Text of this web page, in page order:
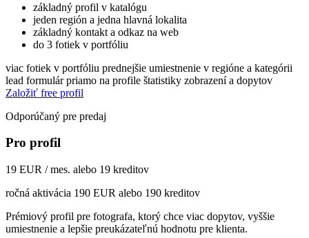
základný profil v katalógu
jeden región a jedna hlavná lokalita
základný kontakt a odkaz na web
do 3 fotiek v portfóliu
viac fotiek v portfóliu prednejšie umiestnenie v regióne a kategórii
lead formulár priamo na profile štatistiky zobrazení a dopytov
Založiť free profil
Odporúčaný pre predaj
Pro profil
19 EUR / mes. alebo 19 kreditov
ročná aktivácia 190 EUR alebo 190 kreditov
Prémiový profil pre fotografa, ktorý chce viac dopytov, vyššie
umiestnenie a lepšie preukázateľnú hodnotu pre klienta.